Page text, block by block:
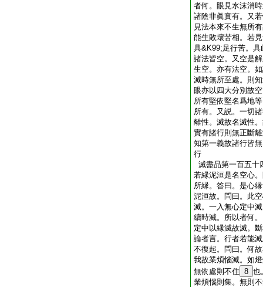
者何。眼見水沫消
諸陰非眞實有。又
見法本來不生無所
能生敗壞苦相。若
具&K99;足行苦。
諸法皆空。又空是
生空。亦有法空。
滅時無所至處。則
眼亦以四大分別故
所有堅依堅名爲地
所有。又説。一切
離性。滅故名滅性
實有諸行則無正斷
知第一義故諸行皆
行
滅盡品第一百五十
若縁泥洹是名空心
所縁。答曰。是心
泥洹故。問曰。此
滅。一入無心定中
續時滅。所以者何
定中以縁滅故滅。
論者言。行者若能
不復起。問曰。何
我故業煩惱滅。如
無依處則不住 8 也
業煩惱則集。無則